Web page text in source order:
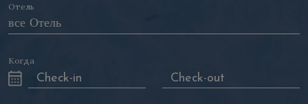
Отель
Когда